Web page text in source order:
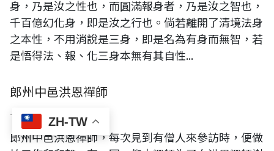
ZH-TW
身，乃是汝之性也，而圓滿報身者，乃是汝之智也，
千百億幻化身，即是汝之行也。倘若離開了清境法身
之本性，不用消說是三身，即是名為有身而無智，若
是悟得法、報、化三身本無有其自性...
郎州中邑洪恩禪師
十二 12
郎州中邑洪恩禪師，每次見到有僧人來參訪時，便做